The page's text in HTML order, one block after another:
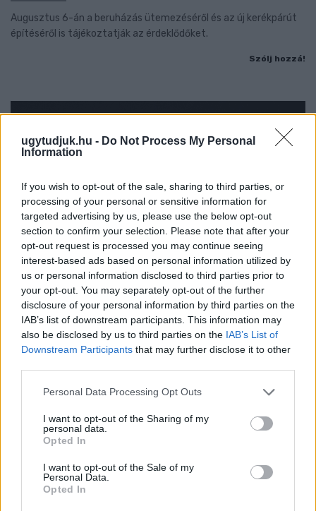
ugytudjuk.hu - Do Not Process My Personal
Information
If you wish to opt-out of the sale, sharing to third parties, or
processing of your personal or sensitive information for
targeted advertising by us, please use the below opt-out
section to confirm your selection. Please note that after your
opt-out request is processed you may continue seeing
interest-based ads based on personal information utilized by
us or personal information disclosed to third parties prior to
your opt-out. You may separately opt-out of the further
disclosure of your personal information by third parties on the
IAB’s list of downstream participants. This information may
also be disclosed by us to third parties on the IAB’s List of
Downstream Participants that may further disclose it to other
Please note that this website/app uses one or more Google
not limited to your visit or usage behaviour. You may click to
grant or deny consent to Google and its third-party tags to
use your data for below specified purposes in below Google
consent section.
Personal Data Processing Opt Outs
I want to opt-out of the Sharing of my
personal data.
Opted In
I want to opt-out of the Sale of my
Personal Data.
Opted In
Augusztus 6-án a beruházás ütemezéséről és az új kerékpárút
építéséről is tájékoztatják az érdeklődőket.
Szólj hozzá!
A NAPOKBAN BEFEJEZŐDIK A GYŐRI
DÍSZKIVILÁGÍTÁS LEKAPCSOLÁSA
A város 77 helyszínén zajlik a munkavégzés, a Győr Projekt
kezelésében lévő épületek egy részét is érinti az intézkedés.
Szólj hozzá!